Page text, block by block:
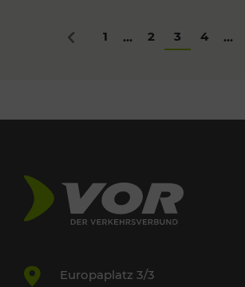
Zurück
1 ... 2 3 4 ...
Europaplatz 3/3